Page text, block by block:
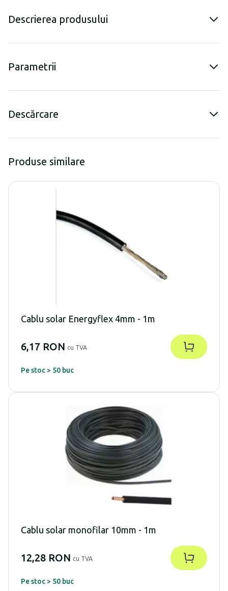
Descrierea produsului
Parametrii
Descărcare
Produse similare
Cablu solar Energyflex 4mm - 1m
6,17 RON cu TVA
Pe stoc > 50 buc
Cablu solar monofilar 10mm - 1m
12,28 RON cu TVA
Pe stoc > 50 buc